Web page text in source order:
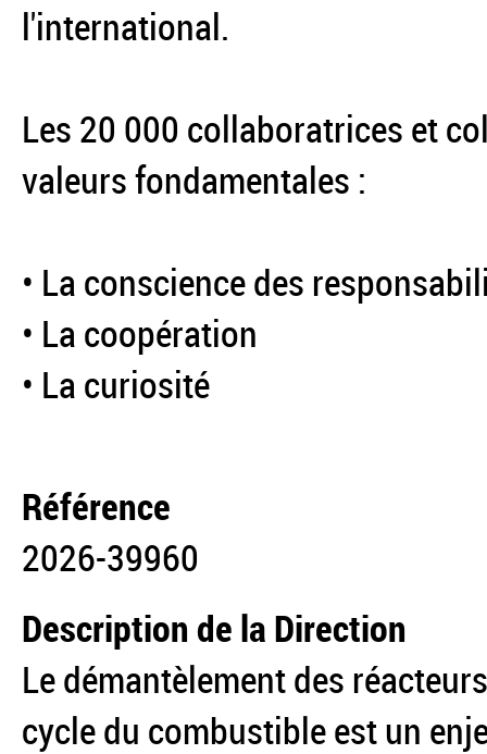
l'international.
Les 20 000 collaboratrices et
valeurs fondamentales :
• La conscience des
• La coopération
• La curiosité
Référence
2026-39960
Description de la Direction
Le démantèlement des
cycle du combustible est un